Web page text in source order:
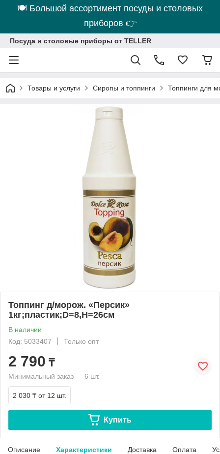
🍽 Большой ассортимент посуды и столовых
приборов 👉
Посуда и столовые приборы от TELLER
Товары и услуги Сиропы и топпинги Топпинги для
Топпинг д/морож. «Персик»
1кг;пластик;D=8,H=26см
В наличии
Код: 5033407
Только опт
2 790 ₸
Минимальный заказ — 6 шт.
2 030 ₸ от 12 шт.
Купить
Описание Характеристики Доставка Оплата